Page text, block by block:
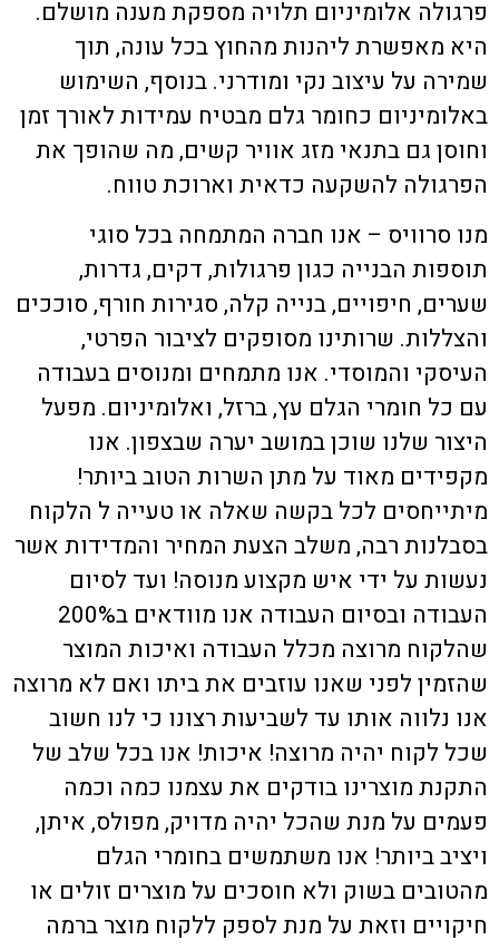
פרגולה אלומיניום תלויה מספקת מענה מושלם.
היא מאפשרת ליהנות מהחוץ בכל עונה, תוך
שמירה על עיצוב נקי ומודרני. בנוסף, השימוש
באלומיניום כחומר גלם מבטיח עמידות לאורך זמן
וחוסן גם בתנאי מזג אוויר קשים, מה שהופך את
הפרגולה להשקעה כדאית וארוכת טווח.
מנו סרוויס – אנו חברה המתמחה בכל סוגי
תוספות הבנייה כגון פרגולות, דקים, גדרות,
שערים, חיפויים, בנייה קלה, סגירות חורף, סוככים
והצללות. שרותינו מסופקים לציבור הפרטי,
העיסקי והמוסדי. אנו מתמחים ומנוסים בעבודה
עם כל חומרי הגלם עץ, ברזל, ואלומיניום. מפעל
היצור שלנו שוכן במושב יערה שבצפון. אנו
מקפידים מאוד על מתן השרות הטוב ביותר!
מיתייחסים לכל בקשה שאלה או טעייה ל הלקוח
בסבלנות רבה, משלב הצעת המחיר והמדידות אשר
נעשות על ידי איש מקצוע מנוסה! ועד לסיום
העבודה ובסיום העבודה אנו מוודאים ב200%
שהלקוח מרוצה מכלל העבודה ואיכות המוצר
שהזמין לפני שאנו עוזבים את ביתו ואם לא מרוצה
אנו נלווה אותו עד לשביעות רצונו כי לנו חשוב
שכל לקוח יהיה מרוצה! איכות! אנו בכל שלב של
התקנת מוצרינו בודקים את עצמנו כמה וכמה
פעמים על מנת שהכל יהיה מדויק, מפולס, איתן,
ויציב ביותר! אנו משתמשים בחומרי הגלם
מהטובים בשוק ולא חוסכים על מוצרים זולים או
חיקויים וזאת על מנת לספק ללקוח מוצר ברמה